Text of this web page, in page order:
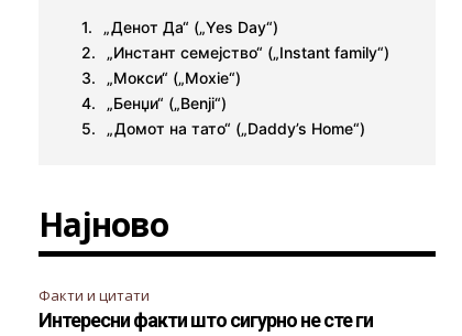
„Денот Да“ („Yes Day“)
„Инстант семејство“ („Instant family“)
„Мокси“ („Moxie“)
„Бенџи“ („Benji“)
„Домот на тато“ („Daddy’s Home“)
Најново
Факти и цитати
Интересни факти што сигурно не сте ги